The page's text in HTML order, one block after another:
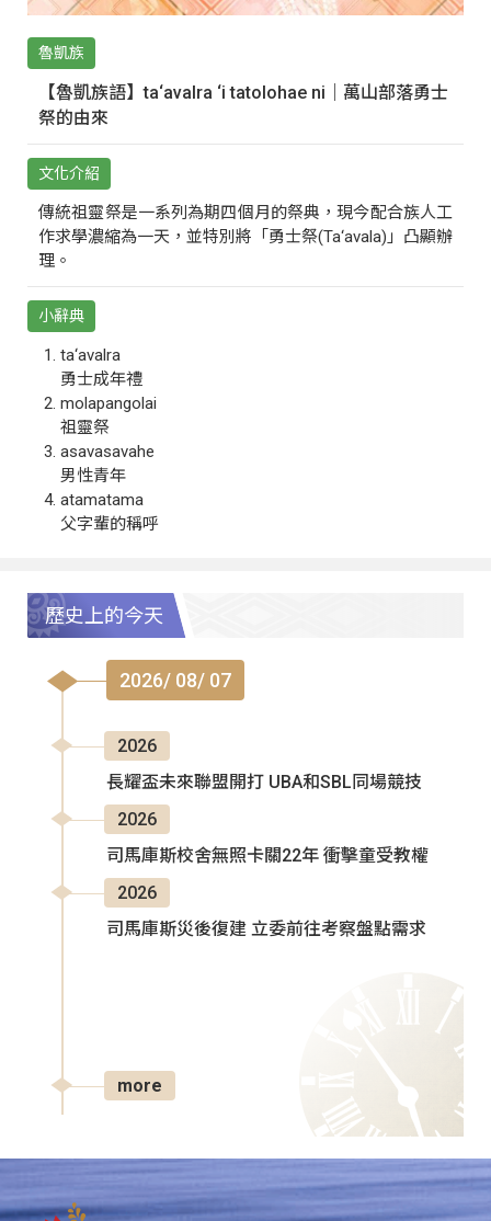
魯凱族
【魯凱族語】ta‘avalra ‘i tatolohae ni｜萬山部落勇士
祭的由來
文化介紹
傳統祖靈祭是一系列為期四個月的祭典，現今配合族人工
作求學濃縮為一天，並特別將「勇士祭(Ta‘avala)」凸顯辦
理。
小辭典
ta‘avalra
勇士成年禮
molapangolai
祖靈祭
asavasavahe
男性青年
atamatama
父字輩的稱呼
歷史上的今天
2026/ 08/ 07
2026
長耀盃未來聯盟開打 UBA和SBL同場競技
2026
司馬庫斯校舍無照卡關22年 衝擊童受教權
2026
司馬庫斯災後復建 立委前往考察盤點需求
more